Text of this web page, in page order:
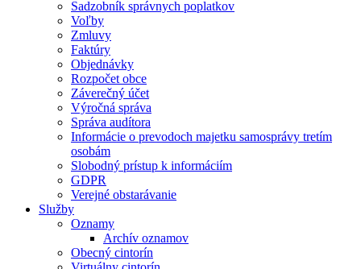
Sadzobník správnych poplatkov
Voľby
Zmluvy
Faktúry
Objednávky
Rozpočet obce
Záverečný účet
Výročná správa
Správa audítora
Informácie o prevodoch majetku samosprávy tretím
osobám
Slobodný prístup k informáciím
GDPR
Verejné obstarávanie
Služby
Oznamy
Archív oznamov
Obecný cintorín